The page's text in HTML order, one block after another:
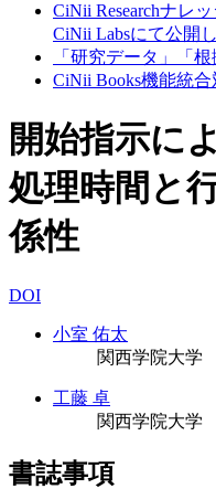
CiNii Researchナレ
CiNii Labsにて公開
「研究データ」「
CiNii Books機能統
開始指示に
処理時間と
係性
DOI
小室 佑太
関西学院大学
工藤 卓
関西学院大学
書誌事項